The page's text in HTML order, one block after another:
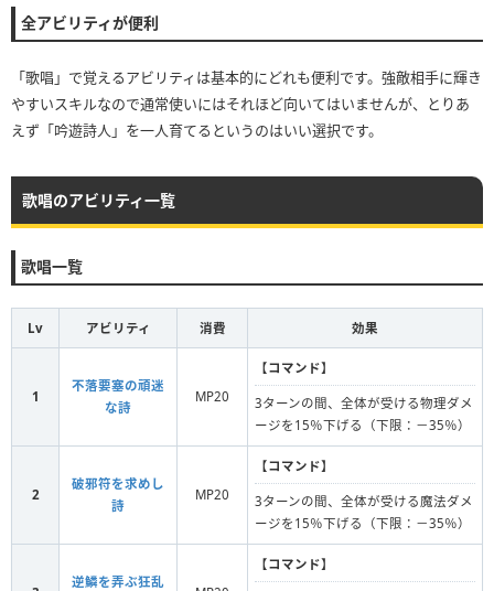
全アビリティが便利
「歌唱」で覚えるアビリティは基本的にどれも便利です。強敵相手に輝き
やすいスキルなので通常使いにはそれほど向いてはいませんが、とりあ
えず「吟遊詩人」を一人育てるというのはいい選択です。
歌唱のアビリティ一覧
歌唱一覧
Lv アビリティ 消費 効果
1
不落要塞の頑迷
な詩
MP20
【コマンド】
3ターンの間、全体が受ける物理ダメ
ージを15％下げる（下限：－35％）
2
破邪符を求めし
詩
MP20
【コマンド】
3ターンの間、全体が受ける魔法ダメ
ージを15％下げる（下限：－35％）
逆鱗を弄ぶ狂乱
【コマンド】